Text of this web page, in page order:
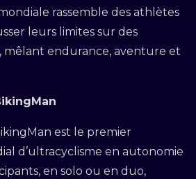
rassemble des athlètes
leurs limites sur des
mêlant endurance, aventure et
est le premier
d’ultracyclisme en autonomie
en solo ou en duo,